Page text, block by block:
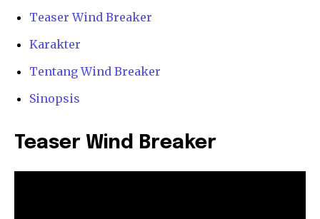
Teaser Wind Breaker
Karakter
Tentang Wind Breaker
Sinopsis
Teaser Wind Breaker